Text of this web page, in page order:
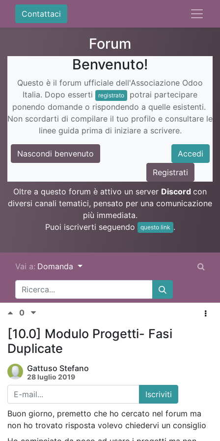
Contattaci
Forum
Benvenuto!
Questo è il forum ufficiale dell'Associazione Odoo
Italia. Dopo esserti
registrato
potrai partecipare
ponendo domande o rispondendo a quelle esistenti.
Non scordarti di compilare il tuo profilo e consultare le
linee guida prima di iniziare a scrivere.
Nascondi benvenuto
Accedi
Registrati
Oltre a questo forum è attivo un server Discord con
diversi canali tematici, pensato per una comunicazione
più immediata.
Puoi iscriverti seguendo
questo link .
Vai a: Domanda
0
[10.0] Modulo Progetti- Fasi
Duplicate
Gattuso Stefano
28 luglio 2019
Iscriviti
Buon giorno, premetto che ho cercato nel forum ma
non ho trovato risposta volevo chiedervi un consiglio